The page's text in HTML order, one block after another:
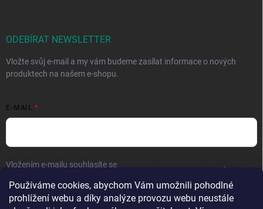
Používáme cookies, abychom Vám umožnili pohodlné
prohlížení webu a díky analýze provozu webu neustále
ODEBÍRAT NEWSLETTER
Vložte svůj e-mail a my vám budeme zasílat informace o nových
produktech na našem e-shopu.
E-MAIL
Vložením e-mailu souhlasíte se .
Přihlásit se